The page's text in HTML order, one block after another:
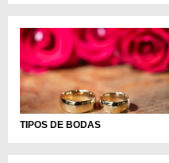
TIPOS DE BODAS